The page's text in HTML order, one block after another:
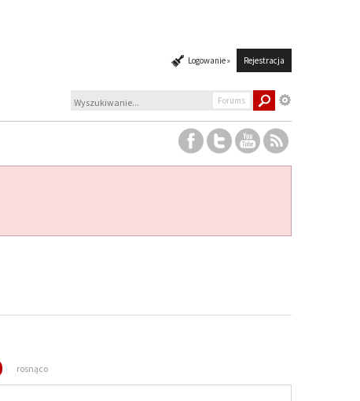
Logowanie » Rejestracja
Forums
rosnąco